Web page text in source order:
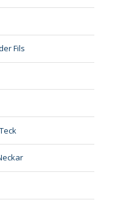
Fils